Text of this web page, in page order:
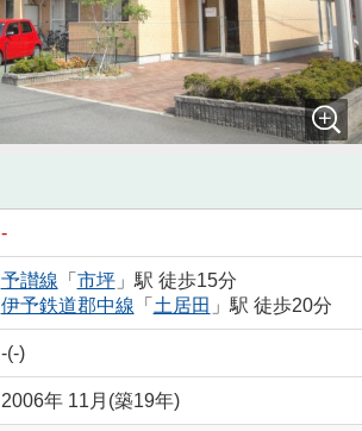
-
予讃線 「 市坪」駅 徒歩15分
伊予鉄道郡中線 「 土居田 」駅 徒歩20分
-(-)
2006年 11月(築19年)